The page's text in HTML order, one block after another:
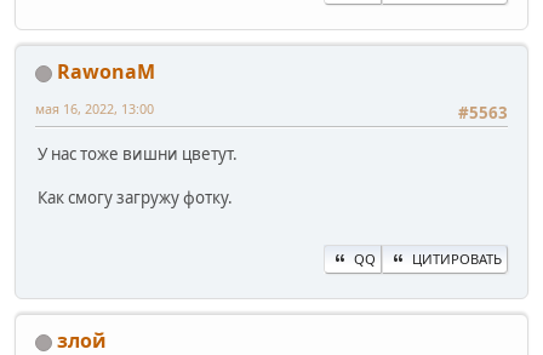
RawonaM
#5563
мая 16, 2022, 13:00
У нас тоже вишни цветут.
Как смогу загружу фотку.
QQ ЦИТИРОВАТЬ
злой